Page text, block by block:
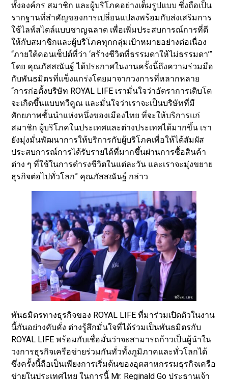
ทั้งองค์กร สมาชิก และผู้บริโภคอย่างเต็มรูปแบบ ซึ่งถือเป็น
รากฐานที่สำคัญของการเปลี่ยนแปลงพร้อมกับส่งเสริมการ
ใช้ไลฟ์สไตล์แบบชาญฉลาด เพื่อเพิ่มประสบการณ์การที่ดี
ให้กับสมาชิกและผู้บริโภคทุกกลุ่มเป้าหมายอย่างต่อเนื่อง
“ภายใต้คอนเซ็ปต์ที่ว่า ‘สร้างชีวิตที่ธรรมดาให้ไม่ธรรมดา’”
โดย คุณภัสสณันฐ์ ได้ประกาศในงานครั้งนี้ถึงความร่วมมือ
กับพันธมิตรที่แข็งแกร่งโดยมาจากวงการที่หลากหลาย
“การก่อตั้งบริษัท ROYAL LIFE เรามั่นใจว่าอัตราการเติบโต
จะเกิดขึ้นแบบทวีคูณ และมั่นใจว่าเราจะเป็นบริษัทที่มี
ศักยภาพชั้นนำแห่งหนึ่งของเมืองไทย ที่จะให้บริการแก่
สมาชิก ผู้บริโภคในประเทศและต่างประเทศได้มากขึ้น เรา
ยังมุ่งมั่นพัฒนาการให้บริการกับผู้บริโภคเพื่อให้ได้สัมผัส
ประสบการณ์การได้รับรายได้ที่มากขึ้นผ่านการซื้อสินค้า
ต่าง ๆ ที่ใช้ในการดำรงชีวิตในแต่ละวัน และเราจะมุ่งขยาย
ธุรกิจต่อไปทั่วโลก” คุณภัสสณันฐ์ กล่าว
พันธมิตรทางธุรกิจของ ROYAL LIFE ที่มาร่วมเปิดตัวในงาน
นี้กันอย่างคับคั่ง ต่างรู้สึกมั่นใจที่ได้ร่วมเป็นพันธมิตรกับ
ROYAL LIFE พร้อมกับเชื่อมั่นว่าจะสามารถก้าวเป็นผู้นำใน
วงการธุรกิจเครือข่ายร่วมกันทั่วทั้งภูมิภาคและทั่วโลกได้
ซึ่งครั้งนี้ถือเป็นเพียงการเริ่มต้นของอุตสาหกรรมธุรกิจเครือ
ข่ายในประเทศไทย ในการนี้ Mr. Reginald Go ประธานเจ้า